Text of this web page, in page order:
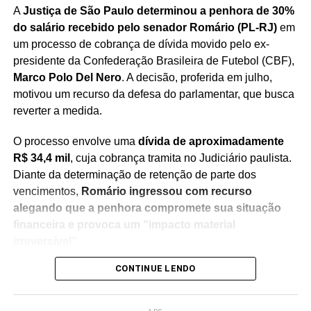
AJustiça de São Paulo determinou a penhora de 30%
do salário recebido pelo senador Romário (PL-RJ)em
um processo de cobrança de dívida movido pelo ex-
presidente da Confederação Brasileira de Futebol (CBF),
Marco Polo Del Nero. A decisão, proferida em julho,
motivou um recurso da defesa do parlamentar, que busca
reverter a medida.
O processo envolve uma dívida de aproximadamente
R$ 34,4 mil , cuja cobrança tramita no Judiciário paulista.
Diante da determinação de retenção de parte dos
vencimentos, Romário ingressou com recurso
alegando que a penhora compromete sua situação
financeira e provoca um “impacto material
Na manifestação apresentada à Justiça, a defesa do
CONTINUE LENDO